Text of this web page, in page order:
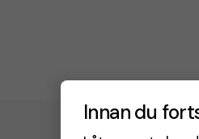
Innan du